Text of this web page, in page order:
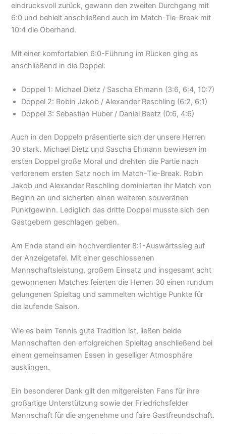
eindrucksvoll zurück, gewann den zweiten Durchgang mit
6:0 und behielt anschließend auch im Match-Tie-Break mit
10:4 die Oberhand.
Mit einer komfortablen 6:0-Führung im Rücken ging es
anschließend in die Doppel:
Doppel 1: Michael Dietz / Sascha Ehmann (3:6, 6:4, 10:7)
Doppel 2: Robin Jakob / Alexander Reschling (6:2, 6:1)
Doppel 3: Sebastian Huber / Daniel Beetz (0:6, 4:6)
Auch in den Doppeln präsentierte sich der unsere Herren
30 stark. Michael Dietz und Sascha Ehmann bewiesen im
ersten Doppel große Moral und drehten die Partie nach
verlorenem ersten Satz noch im Match-Tie-Break. Robin
Jakob und Alexander Reschling dominierten ihr Match von
Beginn an und sicherten einen weiteren souveränen
Punktgewinn. Lediglich das dritte Doppel musste sich den
Gastgebern geschlagen geben.
Am Ende stand ein hochverdienter 8:1-Auswärtssieg auf
der Anzeigetafel. Mit einer geschlossenen
Mannschaftsleistung, großem Einsatz und insgesamt acht
gewonnenen Matches feierten die Herren 30 einen rundum
gelungenen Spieltag und sammelten wichtige Punkte für
die laufende Saison.
Wie es beim Tennis gute Tradition ist, ließen beide
Mannschaften den erfolgreichen Spieltag anschließend bei
einem gemeinsamen Essen in geselliger Atmosphäre
ausklingen.
Ein besonderer Dank gilt den mitgereisten Fans für ihre
großartige Unterstützung sowie der Friedrichsfelder
Mannschaft für die angenehme und faire Gastfreundschaft.